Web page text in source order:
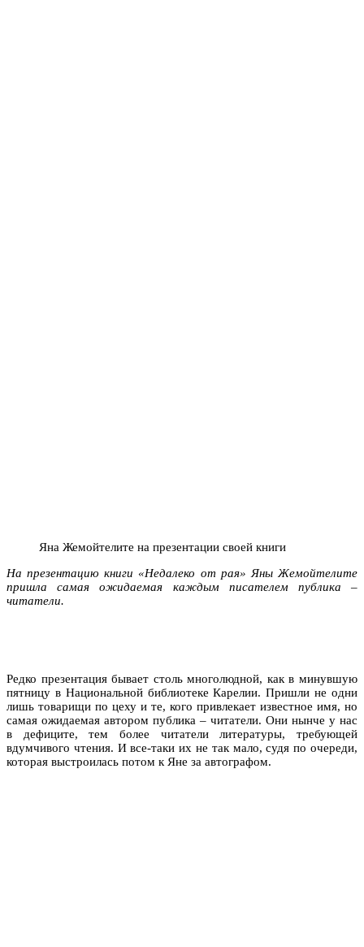
Яна Жемойтелите на презентации своей книги
На презентацию книги «Недалеко от рая» Яны Жемойтелите
пришла самая ожидаемая каждым писателем публика –
читатели.
Редко презентация бывает столь многолюдной, как в минувшую
пятницу в Национальной библиотеке Карелии. Пришли не одни
лишь товарищи по цеху и те, кого привлекает известное имя, но
самая ожидаемая автором публика – читатели. Они нынче у нас
в дефиците, тем более читатели литературы, требующей
вдумчивого чтения. И все-таки их не так мало, судя по очереди,
которая выстроилась потом к Яне за автографом.